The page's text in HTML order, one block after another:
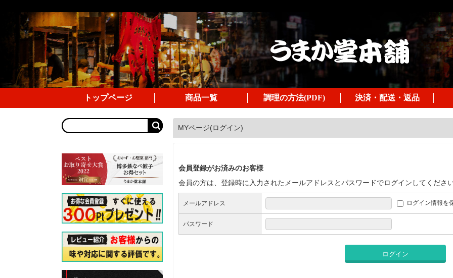
トップページ 商品一覧 調理の方法(PDF) 決済・配送・返品
MYページ(ログイン)
会員登録がお済みのお客様
会員の方は、登録時に入力されたメールアドレスとパスワードでログインしてください
メールアドレス ログイン情報を
パスワード
ログイン